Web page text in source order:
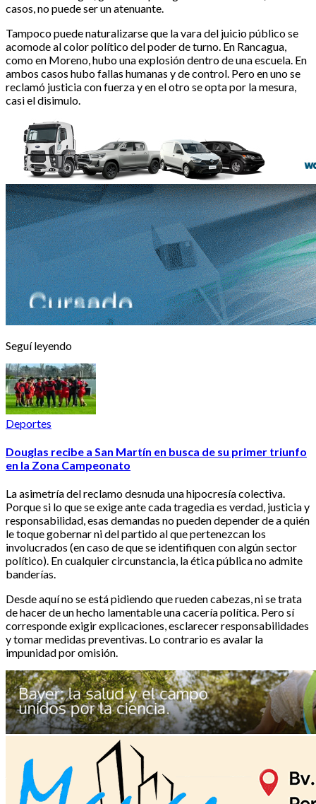
casos, no puede ser un atenuante.
Tampoco puede naturalizarse que la vara del juicio público se
acomode al color político del poder de turno. En Rancagua,
como en Moreno, hubo una explosión dentro de una escuela. En
ambos casos hubo fallas humanas y de control. Pero en uno se
reclamó justicia con fuerza y en el otro se opta por la mesura,
casi el disimulo.
Seguí leyendo
Deportes
Douglas recibe a San Martín en busca de su primer triunfo
en la Zona Campeonato
La asimetría del reclamo desnuda una hipocresía colectiva.
Porque si lo que se exige ante cada tragedia es verdad, justicia y
responsabilidad, esas demandas no pueden depender de a quién
le toque gobernar ni del partido al que pertenezcan los
involucrados (en caso de que se identifiquen con algún sector
político). En cualquier circunstancia, la ética pública no admite
banderías.
Desde aquí no se está pidiendo que rueden cabezas, ni se trata
de hacer de un hecho lamentable una cacería política. Pero sí
corresponde exigir explicaciones, esclarecer responsabilidades
y tomar medidas preventivas. Lo contrario es avalar la
impunidad por omisión.